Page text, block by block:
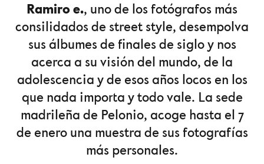
Ramiro e., uno de los fotógrafos más
consilidados de street style, desempolva
sus álbumes de finales de siglo y nos
acerca a su visión del mundo, de la
adolescencia y de esos años locos en los
que nada importa y todo vale. La sede
madrileña de Pelonio, acoge hasta el 7
de enero una muestra de sus fotografías
más personales.